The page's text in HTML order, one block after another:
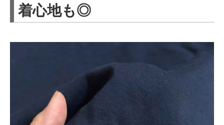
着心地も◎